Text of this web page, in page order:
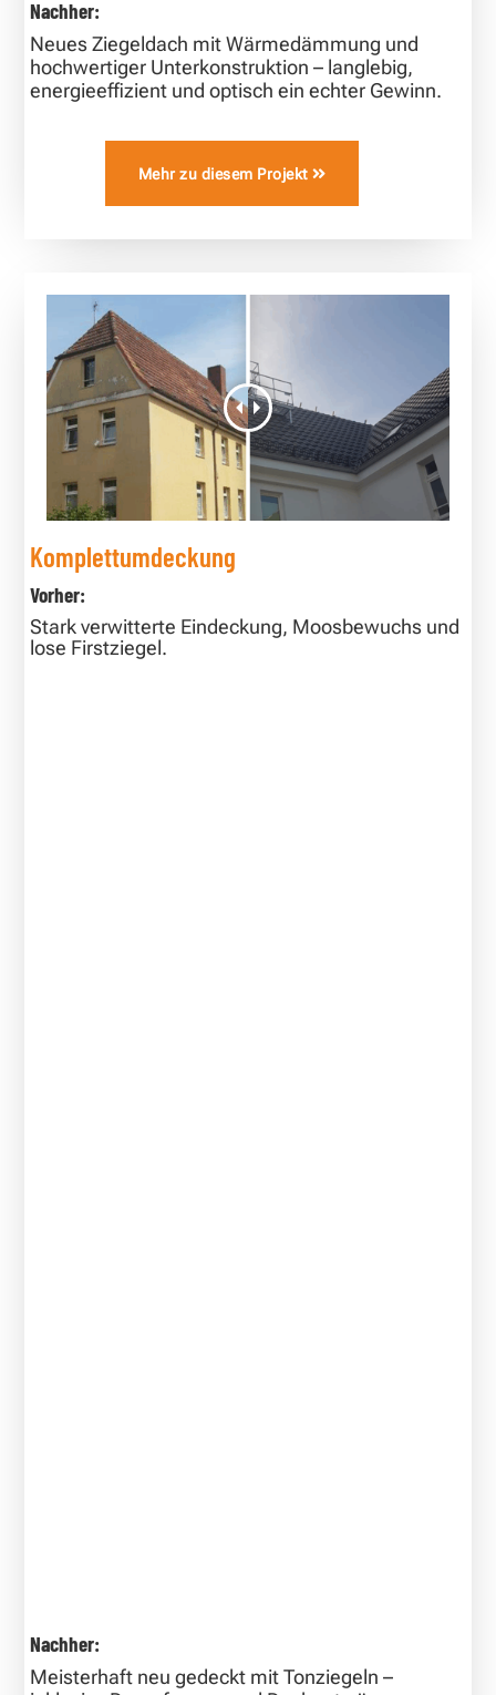
Nachher:
Neues Ziegeldach mit Wärmedämmung und
hochwertiger Unterkonstruktion – langlebig,
energieeffizient und optisch ein echter Gewinn.
Mehr zu diesem Projekt
Komplettumdeckung
Vorher:
Stark verwitterte Eindeckung, Moosbewuchs und
lose Firstziegel.
Nachher:
Meisterhaft neu gedeckt mit Tonziegeln –